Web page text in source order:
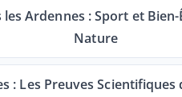
Ardennes : Sport et
Nature
: Les Preuves Scientifiques